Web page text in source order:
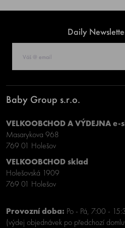
Daily
Baby Group s.r.o.
VELKOOBCHOD A VÝDEJNA
Masarykova 968
769 01 Holešov
VELKOOBCHOD sklad
Holešovská 1909
769 01 Holešov
Provozní doba: Po - Pá, 7:00 -
(výdej objednávek po předchozí